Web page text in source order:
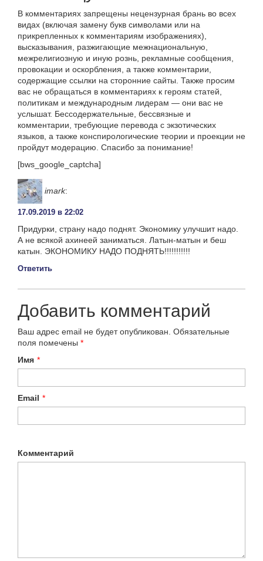
В комментариях запрещены нецензурная брань во всех
видах (включая замену букв символами или на
прикрепленных к комментариям изображениях),
высказывания, разжигающие межнациональную,
межрелигиозную и иную рознь, рекламные сообщения,
провокации и оскорбления, а также комментарии,
содержащие ссылки на сторонние сайты. Также просим
вас не обращаться в комментариях к героям статей,
политикам и международным лидерам — они вас не
услышат. Бессодержательные, бессвязные и
комментарии, требующие перевода с экзотических
языков, а также конспирологические теории и проекции не
пройдут модерацию. Спасибо за понимание!
[bws_google_captcha]
imark:
17.09.2019 в 22:02
Придурки, страну надо поднят. Экономику улучшит надо.
А не всякой ахинеей заниматься. Латын-матын и беш
катын. ЭКОНОМИКУ НАДО ПОДНЯТЬ!!!!!!!!!!!
Ответить
Добавить комментарий
Ваш адрес email не будет опубликован. Обязательные
поля помечены *
Имя *
Email *
Комментарий